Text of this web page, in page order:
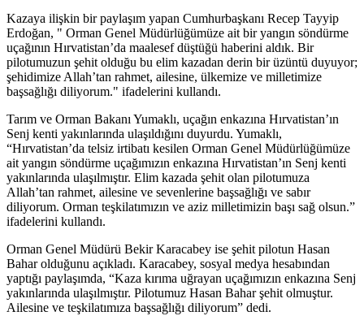
Kazaya ilişkin bir paylaşım yapan Cumhurbaşkanı Recep Tayyip
Erdoğan, " Orman Genel Müdürlüğümüze ait bir yangın söndürme
uçağının Hırvatistan’da maalesef düştüğü haberini aldık. Bir
pilotumuzun şehit olduğu bu elim kazadan derin bir üzüntü duyuyor;
şehidimize Allah’tan rahmet, ailesine, ülkemize ve milletimize
başsağlığı diliyorum." ifadelerini kullandı.
Tarım ve Orman Bakanı Yumaklı, uçağın enkazına Hırvatistan’ın
Senj kenti yakınlarında ulaşıldığını duyurdu. Yumaklı,
“Hırvatistan’da telsiz irtibatı kesilen Orman Genel Müdürlüğümüze
ait yangın söndürme uçağımızın enkazına Hırvatistan’ın Senj kenti
yakınlarında ulaşılmıştır. Elim kazada şehit olan pilotumuza
Allah’tan rahmet, ailesine ve sevenlerine başsağlığı ve sabır
diliyorum. Orman teşkilatımızın ve aziz milletimizin başı sağ olsun.”
ifadelerini kullandı.
Orman Genel Müdürü Bekir Karacabey ise şehit pilotun Hasan
Bahar olduğunu açıkladı. Karacabey, sosyal medya hesabından
yaptığı paylaşımda, “Kaza kırıma uğrayan uçağımızın enkazına Senj
yakınlarında ulaşılmıştır. Pilotumuz Hasan Bahar şehit olmuştur.
Ailesine ve teşkilatımıza başsağlığı diliyorum” dedi.